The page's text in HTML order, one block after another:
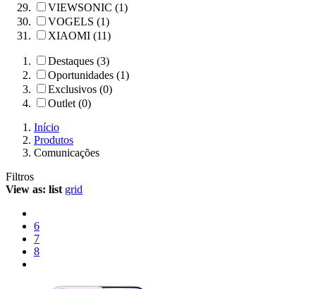
VIEWSONIC (1)
VOGELS (1)
XIAOMI (11)
Destaques (3)
Oportunidades (1)
Exclusivos (0)
Outlet (0)
Início
Produtos
Comunicações
Filtros
View as: list grid
6
7
8